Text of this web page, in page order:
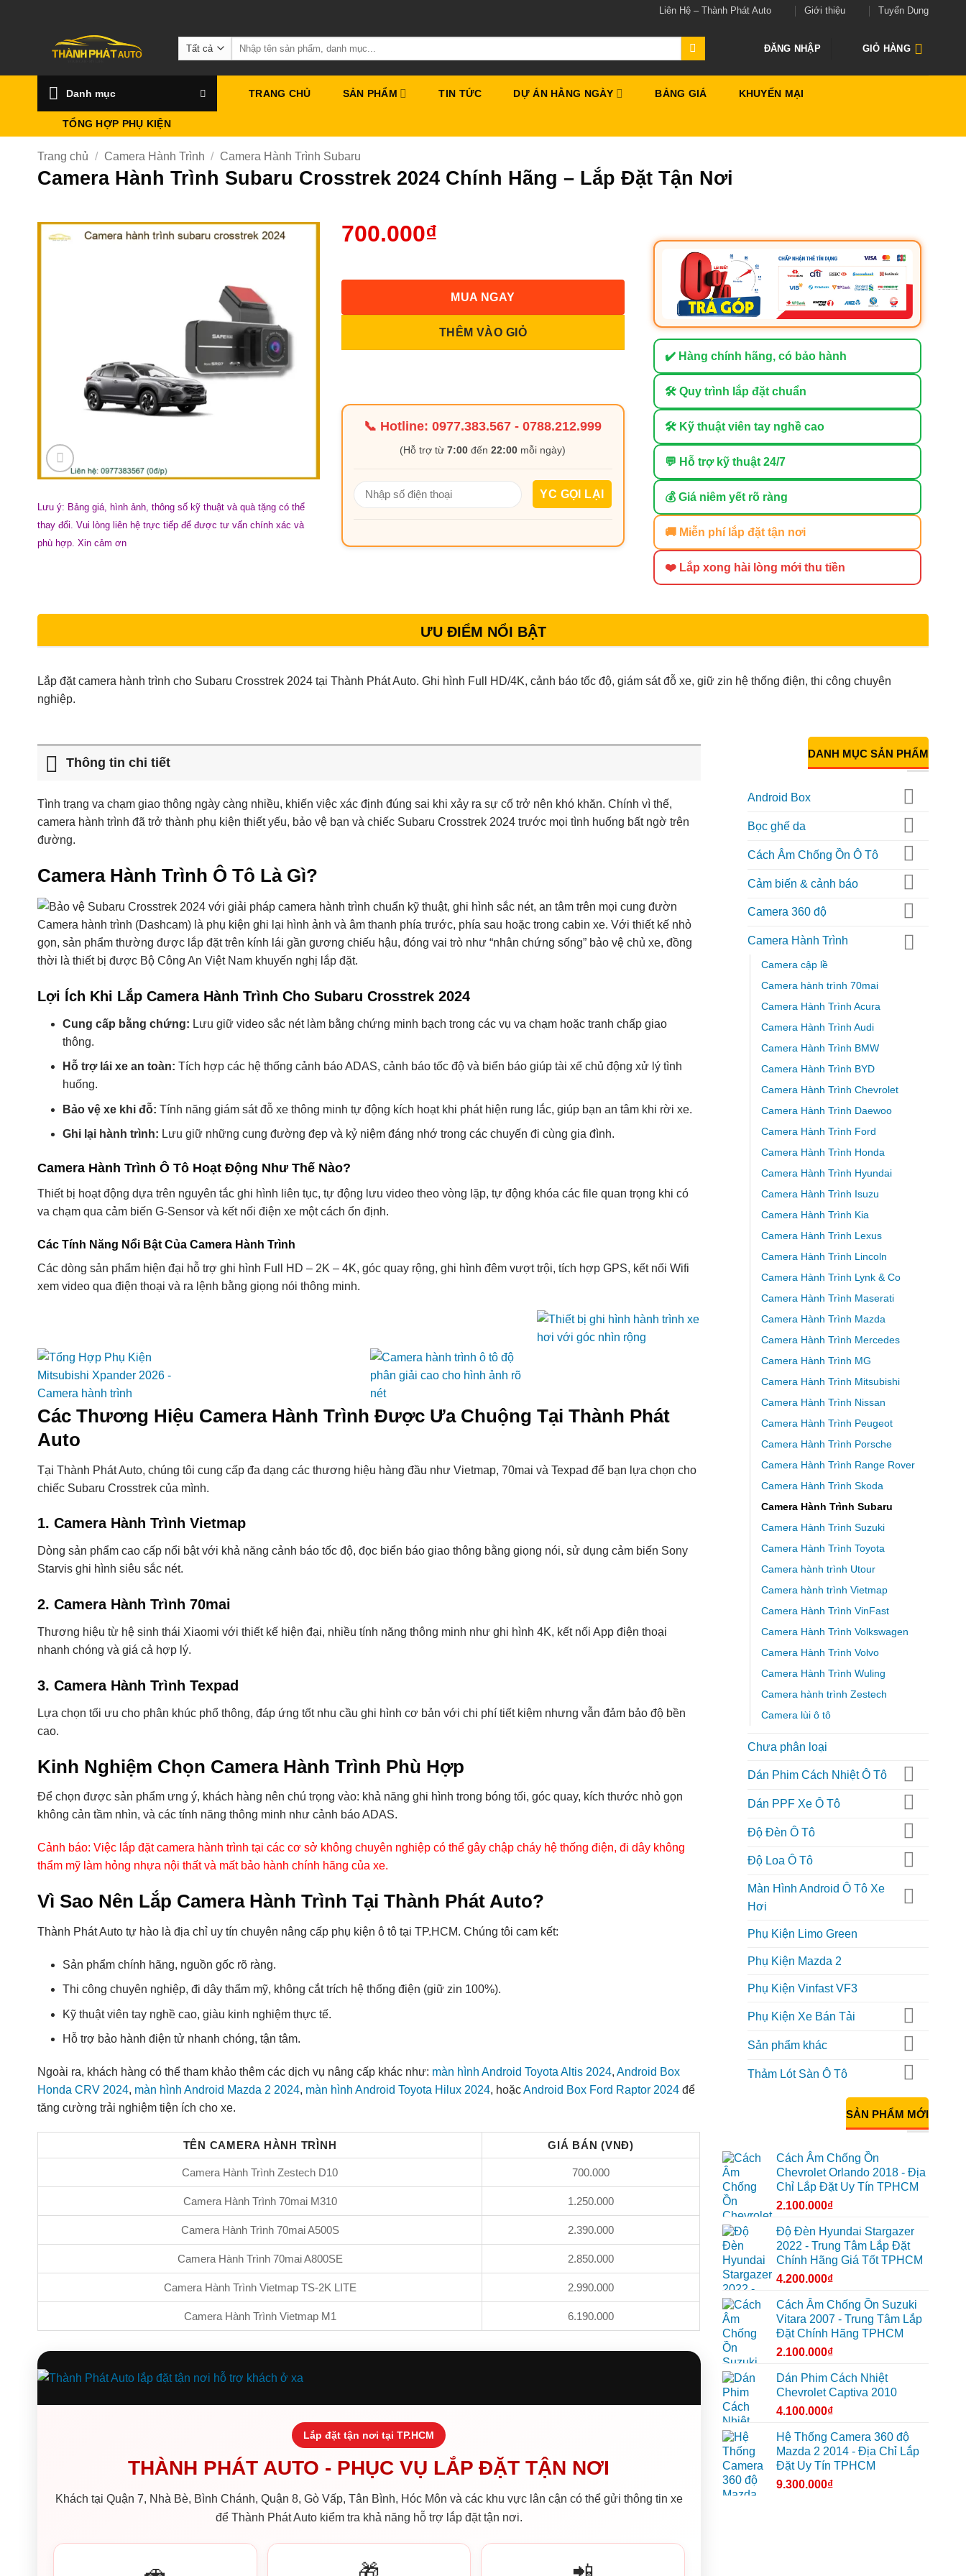
Liên Hệ – Thành Phát Auto Giới thiệu Tuyển Dụng
Tìm
kiếm:
ĐĂNG NHẬP GIỎ HÀNG
Danh mục TRANG CHỦ SẢN PHẨM TIN TỨC DỰ ÁN HẰNG NGÀY BẢNG GIÁ KHUYẾN MẠI
TỔNG HỢP PHỤ KIỆN
Trang chủ / Camera Hành Trình / Camera Hành Trình Subaru
Camera Hành Trình Subaru Crosstrek 2024 Chính Hãng – Lắp Đặt Tận Nơi
Lưu ý: Bảng giá, hình ảnh, thông số kỹ thuật và quà tặng có thể
thay đổi. Vui lòng liên hệ trực tiếp để được tư vấn chính xác và
phù hợp. Xin cảm ơn
700.000₫
THÊM VÀO GIỎ
MUA NGAY
📞 Hotline:0977.383.567 -0788.212.999
(Hỗ trợ từ7:00 đến22:00 mỗi ngày)
✔️ Hàng chính hãng, có bảo hành
🛠 Quy trình lắp đặt chuẩn
🛠 Kỹ thuật viên tay nghề cao
💬 Hỗ trợ kỹ thuật 24/7
💰 Giá niêm yết rõ ràng
🚚 Miễn phí lắp đặt tận nơi
❤️ Lắp xong hài lòng mới thu tiền
ƯU ĐIỂM NỔI BẬT
Lắp đặt camera hành trình cho Subaru Crosstrek 2024 tại Thành Phát Auto. Ghi hình Full HD/4K, cảnh báo tốc độ, giám sát đỗ xe, giữ zin hệ thống điện, thi công chuyên
nghiệp.
Thông tin chi tiết
Tình trạng va chạm giao thông ngày càng nhiều, khiến việc xác định đúng sai khi xảy ra sự cố trở nên khó khăn. Chính vì thế,
camera hành trình đã trở thành phụ kiện thiết yếu, bảo vệ bạn và chiếc Subaru Crosstrek 2024 trước mọi tình huống bất ngờ trên
đường.
Camera Hành Trình Ô Tô Là Gì?
Camera hành trình (Dashcam) là phụ kiện ghi lại hình ảnh và âm thanh phía trước, phía sau hoặc trong cabin xe. Với thiết kế nhỏ
gọn, sản phẩm thường được lắp đặt trên kính lái gần gương chiếu hậu, đóng vai trò như “nhân chứng sống” bảo vệ chủ xe, đồng
thời là thiết bị được Bộ Công An Việt Nam khuyến nghị lắp đặt.
Lợi Ích Khi Lắp Camera Hành Trình Cho Subaru Crosstrek 2024
Cung cấp bằng chứng: Lưu giữ video sắc nét làm bằng chứng minh bạch trong các vụ va chạm hoặc tranh chấp giao
thông.
Hỗ trợ lái xe an toàn: Tích hợp các hệ thống cảnh báo ADAS, cảnh báo tốc độ và biển báo giúp tài xế chủ động xử lý tình
huống.
Bảo vệ xe khi đỗ: Tính năng giám sát đỗ xe thông minh tự động kích hoạt khi phát hiện rung lắc, giúp bạn an tâm khi rời xe.
Ghi lại hành trình: Lưu giữ những cung đường đẹp và kỷ niệm đáng nhớ trong các chuyến đi cùng gia đình.
Camera Hành Trình Ô Tô Hoạt Động Như Thế Nào?
Thiết bị hoạt động dựa trên nguyên tắc ghi hình liên tục, tự động lưu video theo vòng lặp, tự động khóa các file quan trọng khi có
va chạm qua cảm biến G-Sensor và kết nối điện xe một cách ổn định.
Các Tính Năng Nổi Bật Của Camera Hành Trình
Các dòng sản phẩm hiện đại hỗ trợ ghi hình Full HD – 2K – 4K, góc quay rộng, ghi hình đêm vượt trội, tích hợp GPS, kết nối Wifi
xem video qua điện thoại và ra lệnh bằng giọng nói thông minh.
Các Thương Hiệu Camera Hành Trình Được Ưa Chuộng Tại Thành Phát
Auto
Tại Thành Phát Auto, chúng tôi cung cấp đa dạng các thương hiệu hàng đầu như Vietmap, 70mai và Texpad để bạn lựa chọn cho
chiếc Subaru Crosstrek của mình.
1. Camera Hành Trình Vietmap
Dòng sản phẩm cao cấp nổi bật với khả năng cảnh báo tốc độ, đọc biển báo giao thông bằng giọng nói, sử dụng cảm biến Sony
Starvis ghi hình siêu sắc nét.
2. Camera Hành Trình 70mai
Thương hiệu từ hệ sinh thái Xiaomi với thiết kế hiện đại, nhiều tính năng thông minh như ghi hình 4K, kết nối App điện thoại
nhanh chóng và giá cả hợp lý.
3. Camera Hành Trình Texpad
Lựa chọn tối ưu cho phân khúc phổ thông, đáp ứng tốt nhu cầu ghi hình cơ bản với chi phí tiết kiệm nhưng vẫn đảm bảo độ bền
cao.
Kinh Nghiệm Chọn Camera Hành Trình Phù Hợp
Để chọn được sản phẩm ưng ý, khách hàng nên chú trọng vào: khả năng ghi hình trong bóng tối, góc quay, kích thước nhỏ gọn
không cản tầm nhìn, và các tính năng thông minh như cảnh báo ADAS.
Cảnh báo: Việc lắp đặt camera hành trình tại các cơ sở không chuyên nghiệp có thể gây chập cháy hệ thống điện, đi dây không
thẩm mỹ làm hỏng nhựa nội thất và mất bảo hành chính hãng của xe.
Vì Sao Nên Lắp Camera Hành Trình Tại Thành Phát Auto?
Thành Phát Auto tự hào là địa chỉ uy tín chuyên nâng cấp phụ kiện ô tô tại TP.HCM. Chúng tôi cam kết:
Sản phẩm chính hãng, nguồn gốc rõ ràng.
Thi công chuyên nghiệp, đi dây thẩm mỹ, không cắt trích hệ thống điện (giữ zin 100%).
Kỹ thuật viên tay nghề cao, giàu kinh nghiệm thực tế.
Hỗ trợ bảo hành điện tử nhanh chóng, tận tâm.
Ngoài ra, khách hàng có thể tham khảo thêm các dịch vụ nâng cấp khác như: màn hình Android Toyota Altis 2024, Android Box
Honda CRV 2024, màn hình Android Mazda 2 2024, màn hình Android Toyota Hilux 2024, hoặcAndroid Box Ford Raptor 2024 để
tăng cường trải nghiệm tiện ích cho xe.
TÊN CAMERA HÀNH TRÌNH GIÁ BÁN (VNĐ)
Camera Hành Trình Zestech D10 700.000
Camera Hành Trình 70mai M310 1.250.000
Camera Hành Trình 70mai A500S 2.390.000
Camera Hành Trình 70mai A800SE 2.850.000
Camera Hành Trình Vietmap TS-2K LITE 2.990.000
Camera Hành Trình Vietmap M1 6.190.000
Lắp đặt tận nơi tại TP.HCM
THÀNH PHÁT AUTO - PHỤC VỤ LẮP ĐẶT TẬN NƠI
Khách tại Quận 7, Nhà Bè, Bình Chánh, Quận 8, Gò Vấp, Tân Bình, Hóc Môn và các khu vực lân cận có thể gửi thông tin xe
để Thành Phát Auto kiểm tra khả năng hỗ trợ lắp đặt tận nơi.
DANH MỤC SẢN PHẨM
Android Box
Bọc ghế da
Cách Âm Chống Ồn Ô Tô
Cảm biến & cảnh báo
Camera 360 độ
Camera Hành Trình
Camera cập lề
Camera hành trình 70mai
Camera Hành Trình Acura
Camera Hành Trình Audi
Camera Hành Trình BMW
Camera Hành Trình BYD
Camera Hành Trình Chevrolet
Camera Hành Trình Daewoo
Camera Hành Trình Ford
Camera Hành Trình Honda
Camera Hành Trình Hyundai
Camera Hành Trình Isuzu
Camera Hành Trình Kia
Camera Hành Trình Lexus
Camera Hành Trình Lincoln
Camera Hành Trình Lynk & Co
Camera Hành Trình Maserati
Camera Hành Trình Mazda
Camera Hành Trình Mercedes
Camera Hành Trình MG
Camera Hành Trình Mitsubishi
Camera Hành Trình Nissan
Camera Hành Trình Peugeot
Camera Hành Trình Porsche
Camera Hành Trình Range Rover
Camera Hành Trình Skoda
Camera Hành Trình Subaru
Camera Hành Trình Suzuki
Camera Hành Trình Toyota
Camera hành trình Utour
Camera hành trình Vietmap
Camera Hành Trình VinFast
Camera Hành Trình Volkswagen
Camera Hành Trình Volvo
Camera Hành Trình Wuling
Camera hành trình Zestech
Camera lùi ô tô
Chưa phân loại
Dán Phim Cách Nhiệt Ô Tô
Dán PPF Xe Ô Tô
Độ Đèn Ô Tô
Độ Loa Ô Tô
Màn Hình Android Ô Tô Xe
Hơi
Phụ Kiện Limo Green
Phụ Kiện Mazda 2
Phụ Kiện Vinfast VF3
Phụ Kiện Xe Bán Tải
Sản phẩm khác
Thảm Lót Sàn Ô Tô
SẢN PHẨM MỚI
Cách Âm Chống Ồn
Chevrolet Orlando 2018 - Địa
Chỉ Lắp Đặt Uy Tín TPHCM
2.100.000₫
Độ Đèn Hyundai Stargazer
2022 - Trung Tâm Lắp Đặt
Chính Hãng Giá Tốt TPHCM
4.200.000₫
Cách Âm Chống Ồn Suzuki
Vitara 2007 - Trung Tâm Lắp
Đặt Chính Hãng TPHCM
2.100.000₫
Dán Phim Cách Nhiệt
Chevrolet Captiva 2010
4.100.000₫
Hệ Thống Camera 360 độ
Mazda 2 2014 - Địa Chỉ Lắp
Đặt Uy Tín TPHCM
9.300.000₫